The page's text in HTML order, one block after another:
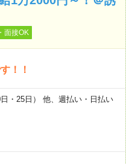
面接OK
！！
・25日） 他、週払い・日払い